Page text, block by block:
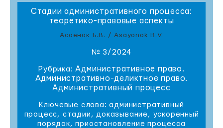
Стадии административного процесса:
теоретико-правовые аспекты
Асаёнок Б.В. / Asayonok B.V.
№ 3/2024
Рубрика:Административное право.
Административно-деликтное право.
Административный процесс
Ключевые слова: административный
процесс, стадии, доказывание, ускоренный
порядок, приостановление процесса